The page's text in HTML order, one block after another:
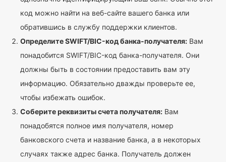
код можно найти на веб-сайте вашего банка или
обратившись в службу поддержки клиентов.
Определите SWIFT/BIC-код банка-получателя: Вам
понадобится SWIFT/BIC-код банка-получателя. Они
должны быть в состоянии предоставить вам эту
информацию. Обязательно дважды проверьте ее,
чтобы избежать ошибок.
Соберите реквизиты счета получателя: Вам
понадобятся полное имя получателя, номер
банковского счета и название банка, а в некоторых
случаях также адрес банка. Получатель должен